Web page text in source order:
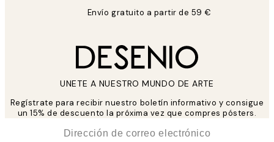
Envío gratuito a partir de 59 €
UNETE A NUESTRO MUNDO DE ARTE
Regístrate para recibir nuestro boletín informativo y consigue
un 15% de descuento la próxima vez que compres pósters.